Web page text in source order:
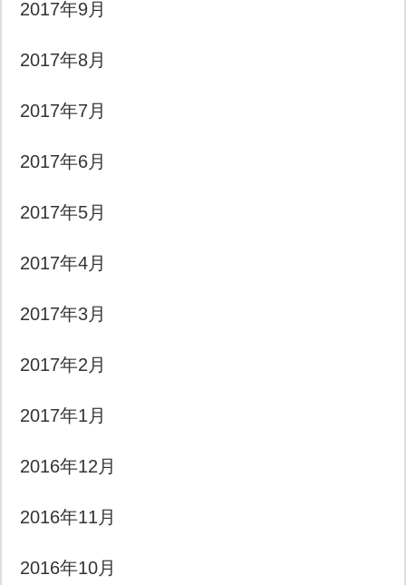
2017年9月
2017年8月
2017年7月
2017年6月
2017年5月
2017年4月
2017年3月
2017年2月
2017年1月
2016年12月
2016年11月
2016年10月